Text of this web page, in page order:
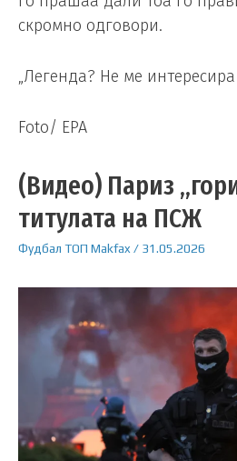
скромно одговори.
„Легенда? Не ме интересира
Foto/ EPA
(Видео) Париз
титулата на ПСЖ
Фудбал ТОП Makfax/ 31.05.2026